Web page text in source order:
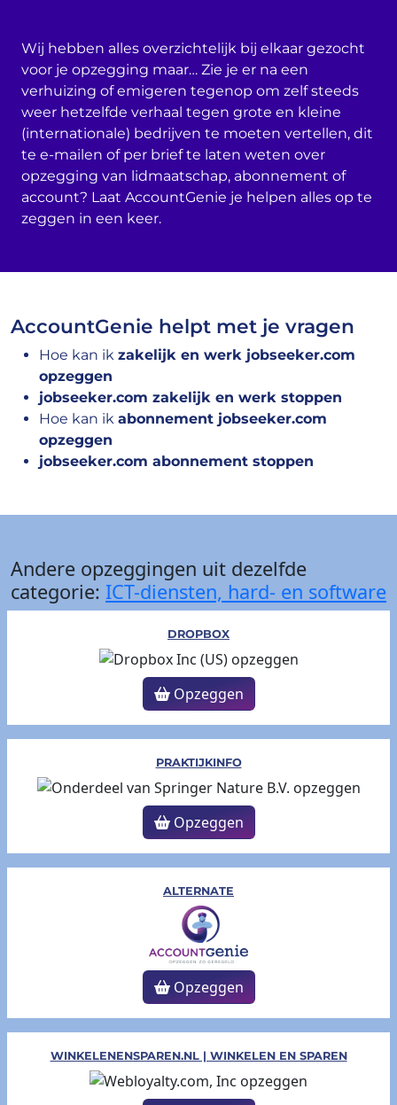
Wij hebben alles overzichtelijk bij elkaar gezocht
voor je opzegging maar… Zie je er na een
verhuizing of emigeren tegenop om zelf steeds
weer hetzelfde verhaal tegen grote en kleine
(internationale) bedrijven te moeten vertellen, dit
te e-mailen of per brief te laten weten over
opzegging van lidmaatschap, abonnement of
account? Laat AccountGenie je helpen alles op te
zeggen in een keer.
AccountGenie helpt met je vragen
Hoe kan ik zakelijk en werk jobseeker.com
opzeggen
jobseeker.com zakelijk en werk stoppen
Hoe kan ik abonnement jobseeker.com
opzeggen
jobseeker.com abonnement stoppen
Andere opzeggingen uit dezelfde
categorie: ICT-diensten, hard- en software
DROPBOX
Opzeggen
PRAKTIJKINFO
Opzeggen
ALTERNATE
Opzeggen
WINKELENENSPAREN.NL | WINKELEN EN SPAREN